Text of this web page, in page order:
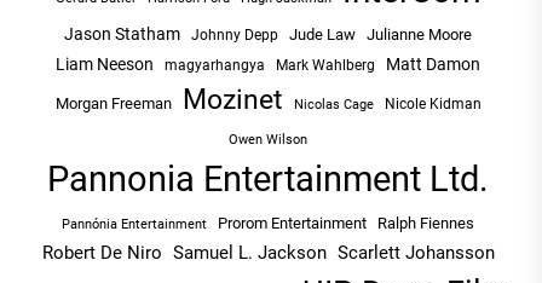
Jason Statham Johnny Depp Jude Law Julianne Moore
Liam Neeson magyarhangya Mark Wahlberg Matt Damon
Morgan Freeman Mozinet Nicolas Cage Nicole Kidman
Owen Wilson
Pannonia Entertainment Ltd.
Pannónia Entertainment Prorom Entertainment Ralph Fiennes
Robert De Niro Samuel L. Jackson Scarlett Johansson